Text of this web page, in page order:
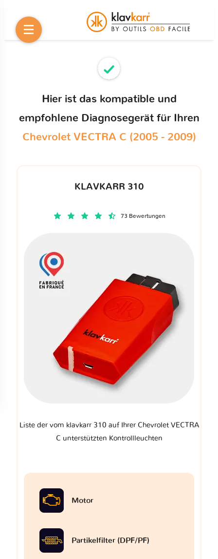
Hier ist das kompatible und
empfohlene Diagnosegerät für Ihren
Chevrolet VECTRA C (2005 - 2009)
KLAVKARR 310
73 Bewertungen
Liste der vom klavkarr 310 auf Ihrer Chevrolet VECTRA
C unterstützten Kontrollleuchten
Motor
Partikelfilter (DPF/PF)